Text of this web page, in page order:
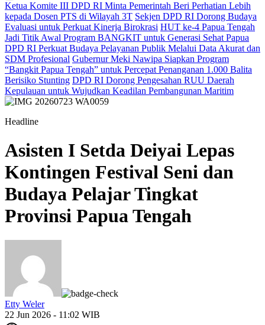
Ketua Komite III DPD RI Minta Pemerintah Beri Perhatian Lebih
kepada Dosen PTS di Wilayah 3T Sekjen DPD RI Dorong Budaya
Evaluasi untuk Perkuat Kinerja Birokrasi HUT ke-4 Papua Tengah
Jadi Titik Awal Program BANGKIT untuk Generasi Sehat Papua
DPD RI Perkuat Budaya Pelayanan Publik Melalui Data Akurat dan
SDM Profesional Gubernur Meki Nawipa Siapkan Program
“Bangkit Papua Tengah” untuk Percepat Penanganan 1.000 Balita
Berisiko Stunting DPD RI Dorong Pengesahan RUU Daerah
Kepulauan untuk Wujudkan Keadilan Pembangunan Maritim
Headline
Asisten I Setda Deiyai Lepas
Kontingen Festival Seni dan
Budaya Pelajar Tingkat
Provinsi Papua Tengah
Etty Weler
22 Jun 2026 - 11:02 WIB